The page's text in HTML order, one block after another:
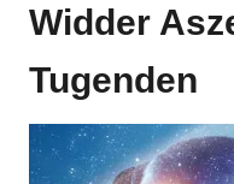
Widder
Tugenden